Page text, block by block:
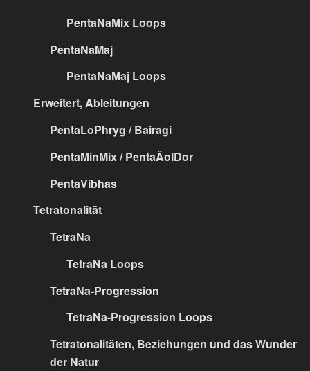
PentaNaMix Loops
PentaNaMaj
PentaNaMaj Loops
Erweitert, Ableitungen
PentaLoPhryg / Bairagi
PentaMinMix / PentaÄolDor
PentaVibhas
Tetratonalität
TetraNa
TetraNa Loops
TetraNa-Progression
TetraNa-Progression Loops
Tetratonalitäten, Beziehungen und das Wunder
der Natur